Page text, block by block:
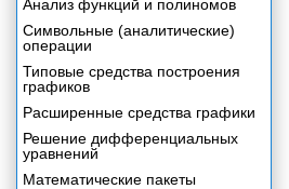
Анализ функций и полиномов
Символьные (аналитические)
операции
Типовые средства построения
графиков
Расширенные средства графики
Решение дифференциальных
уравнений
Математические пакеты